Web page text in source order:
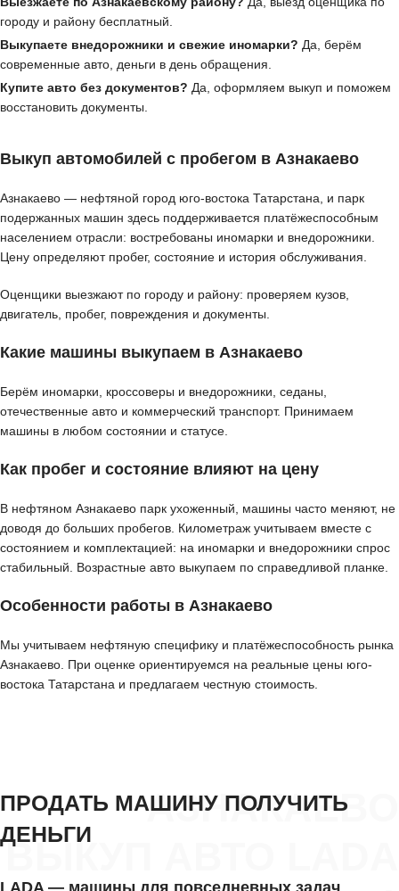
городу и району бесплатный.
Выкупаете внедорожники и свежие иномарки? Да, берём
современные авто, деньги в день обращения.
Купите авто без документов? Да, оформляем выкуп и поможем
восстановить документы.
Выкуп автомобилей с пробегом в Азнакаево
Азнакаево — нефтяной город юго-востока Татарстана, и парк
подержанных машин здесь поддерживается платёжеспособным
населением отрасли: востребованы иномарки и внедорожники.
Цену определяют пробег, состояние и история обслуживания.
Оценщики выезжают по городу и району: проверяем кузов,
двигатель, пробег, повреждения и документы.
Какие машины выкупаем в Азнакаево
Берём иномарки, кроссоверы и внедорожники, седаны,
отечественные авто и коммерческий транспорт. Принимаем
машины в любом состоянии и статусе.
Как пробег и состояние влияют на цену
В нефтяном Азнакаево парк ухоженный, машины часто меняют, не
доводя до больших пробегов. Километраж учитываем вместе с
состоянием и комплектацией: на иномарки и внедорожники спрос
стабильный. Возрастные авто выкупаем по справедливой планке.
Особенности работы в Азнакаево
Мы учитываем нефтяную специфику и платёжеспособность рынка
Азнакаево. При оценке ориентируемся на реальные цены юго-
востока Татарстана и предлагаем честную стоимость.
АЗНАКАЕВО
ВЫКУП АВТО LADA
ПРОДАТЬ МАШИНУ ПОЛУЧИТЬ
ДЕНЬГИ
LADA — машины для повседневных задач